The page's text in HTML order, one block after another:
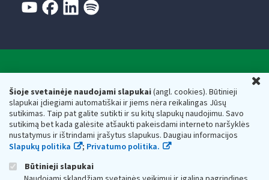
Šioje svetainėje naudojami slapukai(angl. cookies). Būtinieji
slapukai įdiegiami automatiškai ir jiems nėra reikalingas Jūsų
sutikimas. Taip pat galite sutikti ir su kitų slapukų naudojimu. Savo
sutikimą bet kada galėsite atšaukti pakeisdami interneto naršyklės
nustatymus ir ištrindami įrašytus slapukus. Daugiau informacijos
Slapukų politika
; Privatumo politika.
Būtinieji slapukai
Respublikos finansų ministerijos
Biudžetinė įstaiga. Juridinio asmens kodas — 188659752,
adresas: Vasario 16-osios g. 14, 01107 Vilnius, Lietuva, el.paštas:
vmi@vmi.lt, E. pristatymo dėžutės adresas 188659752
Duomenys apie Valstybinę mokesčių inspekciją prie Lietuvos
Respublikos finansų ministerijos kaupiami ir saugomi Juridinių